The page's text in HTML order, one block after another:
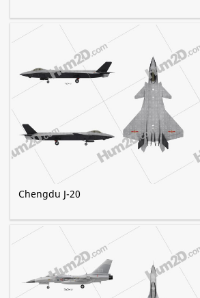
Chengdu J-20